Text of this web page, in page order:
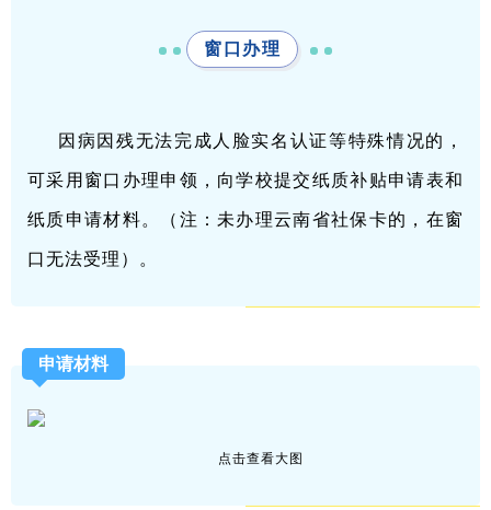
窗口办理
因病因残无法完成人脸实名认证等特殊情况的，
可采用窗口办理申领，向学校提交纸质补贴申请表和
纸质申请材料。（注：未办理云南省社保卡的，在窗
口无法受理）。
申请材料
点击查看大图